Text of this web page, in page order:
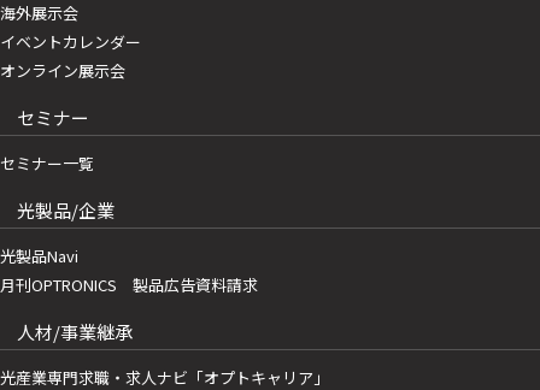
海外展示会
イベントカレンダー
オンライン展示会
セミナー
セミナー一覧
光製品/企業
光製品Navi
月刊OPTRONICS 製品広告資料請求
人材/事業継承
光産業専門求職・求人ナビ「オプトキャリア」